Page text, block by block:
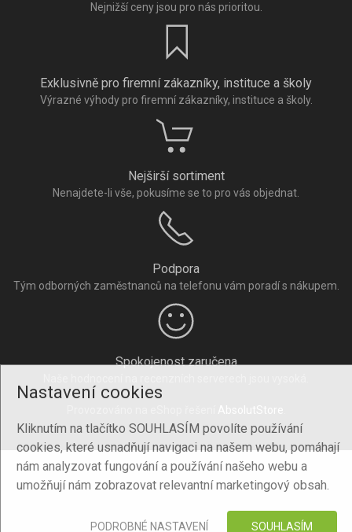
Nastavení cookies
Kliknutím na tlačítko SOUHLASÍM povolíte používání
cookies, které usnadňují navigaci na našem webu, pomáhají
nám analyzovat fungování a používání našeho webu a
umožňují nám zobrazovat relevantní marketingový obsah.
PODROBNÉ NASTAVENÍ SOUHLASÍM
Nejnižší ceny jsou pro nás prioritou.
Exklusivně pro firemní zákazníky, instituce a školy
Výrazné výhody pro firemní zákazníky, instituce a školy.
Nejširší sortiment
Nenajdete-li vše, pokusíme se to pro vás objednat.
Podpora
Tým odborných zaměstnanců na telefonu vám poradí s nákupem.
Spokojenost zaručena